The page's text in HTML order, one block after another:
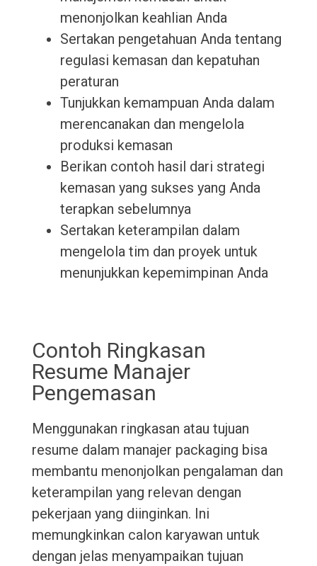
menonjolkan keahlian Anda
Sertakan pengetahuan Anda tentang
regulasi kemasan dan kepatuhan
peraturan
Tunjukkan kemampuan Anda dalam
merencanakan dan mengelola
produksi kemasan
Berikan contoh hasil dari strategi
kemasan yang sukses yang Anda
terapkan sebelumnya
Sertakan keterampilan dalam
mengelola tim dan proyek untuk
menunjukkan kepemimpinan Anda
Contoh Ringkasan
Resume Manajer
Pengemasan
Menggunakan ringkasan atau tujuan
resume dalam manajer packaging bisa
membantu menonjolkan pengalaman dan
keterampilan yang relevan dengan
pekerjaan yang diinginkan. Ini
memungkinkan calon karyawan untuk
dengan jelas menyampaikan tujuan